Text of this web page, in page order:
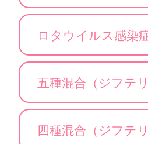
ロタウイルス感染
五種混合（ジフテ
四種混合（ジフテ